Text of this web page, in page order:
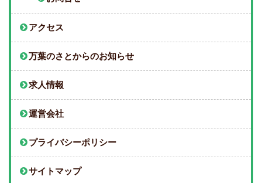
アクセス
万葉のさとからのお知らせ
求人情報
運営会社
プライバシーポリシー
サイトマップ